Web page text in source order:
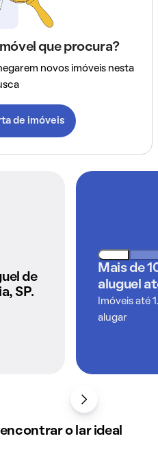
que procura?
novos imóveis nesta
de imóveis
pelo de
SP.
Mais de
aluguel
Imóveis até
alugar
o lar ideal